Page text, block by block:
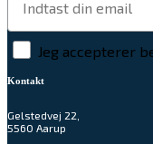
Jeg accepterer
Kontakt
Gelstedvej 22,
5560 Aarup